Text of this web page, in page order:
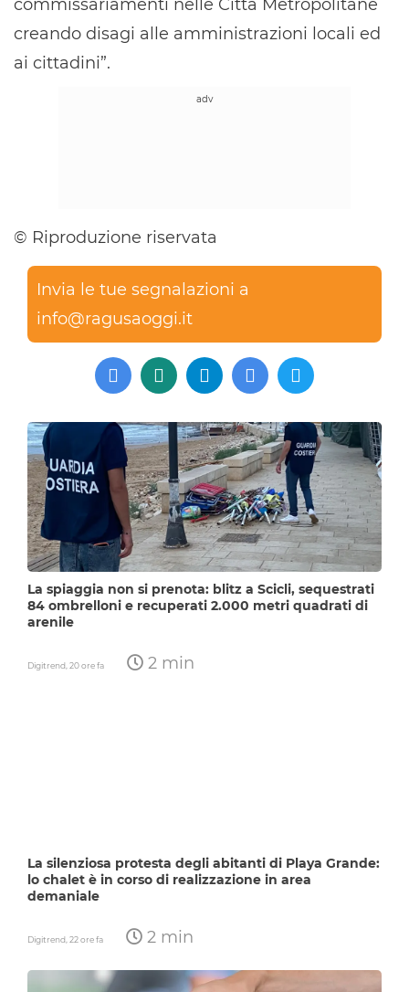
commissariamenti nelle Città Metropolitane
creando disagi alle amministrazioni locali ed
ai cittadini”.
© Riproduzione riservata
Invia le tue segnalazioni a
info@ragusaoggi.it
La spiaggia non si prenota: blitz a Scicli, sequestrati
84 ombrelloni e recuperati 2.000 metri quadrati di
arenile
Digitrend,20 ore fa 2 min
La silenziosa protesta degli abitanti di Playa Grande:
lo chalet è in corso di realizzazione in area
demaniale
Digitrend,22 ore fa 2 min